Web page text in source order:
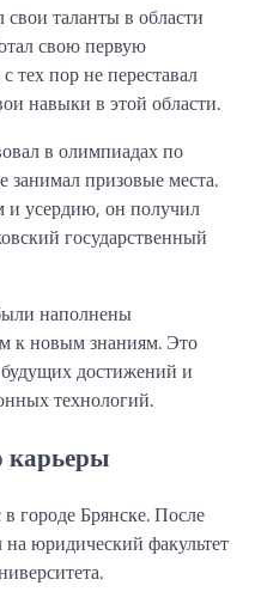
таланты в области
свою первую
тех пор не переставал
навыки в этой области.
в олимпиадах по
занимал призовые места.
и усердию, он получил
государственный
наполнены
к новым знаниям. Это
достижений и
технологий.
карьеры
городе Брянске. После
юридический факультет